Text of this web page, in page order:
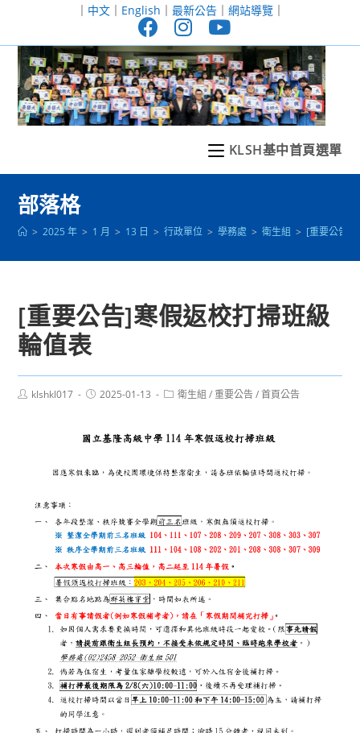
至
｜ 中文｜ English ｜ 最新公告｜ 網站導覽｜
KLSH基中首頁選單
部落格
> 2025 年 > 1 月 > 13 日 > 行政單位 > 學務處 > 衛生組 > [重要公告]
[重要公告]寒假返校打掃班級
輪值表
Postklshkl017
Post2025-01-13
Post衛生組 / 重要公告 / 首頁公告